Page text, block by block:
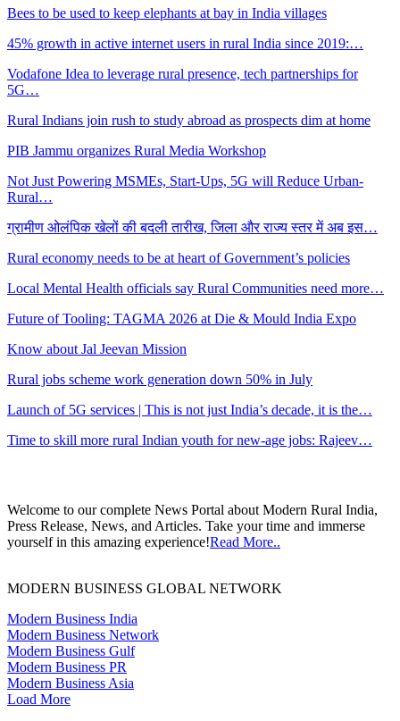
Bees to be used to keep elephants at bay in India villages
45% growth in active internet users in rural India since 2019:…
Vodafone Idea to leverage rural presence, tech partnerships for
5G…
Rural Indians join rush to study abroad as prospects dim at home
PIB Jammu organizes Rural Media Workshop
Not Just Powering MSMEs, Start-Ups, 5G will Reduce Urban-
Rural…
ग्रामीण ओलंपिक खेलों की बदली तारीख, जिला और राज्य स्तर में अब इस…
Rural economy needs to be at heart of Government’s policies
Local Mental Health officials say Rural Communities need more…
Future of Tooling: TAGMA 2026 at Die & Mould India Expo
Know about Jal Jeevan Mission
Rural jobs scheme work generation down 50% in July
Launch of 5G services | This is not just India’s decade, it is the…
Time to skill more rural Indian youth for new-age jobs: Rajeev…
Welcome to our complete News Portal about Modern Rural India,
Press Release, News, and Articles. Take your time and immerse
yourself in this amazing experience!Read More..
MODERN BUSINESS GLOBAL NETWORK
Modern Business India
Modern Business Network
Modern Business Gulf
Modern Business PR
Modern Business Asia
Load More